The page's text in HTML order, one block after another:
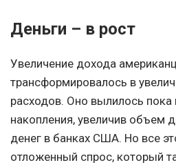
Деньги – в рост
Увеличение дохода
трансформировалось в
расходов. Оно вылилось
накопления, увеличив объем
денег в банках США. Но все
отложенный спрос, который